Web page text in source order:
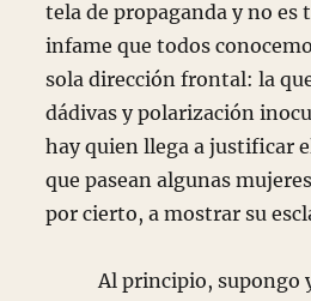
tela de propaganda y no es
infame que todos
sola dirección frontal: la
dádivas y polarización
hay quien llega a justificar
que pasean algunas
por cierto, a mostrar su
Al principio, supongo